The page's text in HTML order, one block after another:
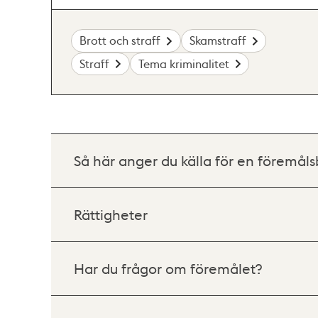
Brott och straff
Skamstraff
Straff
Tema kriminalitet
Så här anger du källa för en
Rättigheter
Har du frågor om föremålet?